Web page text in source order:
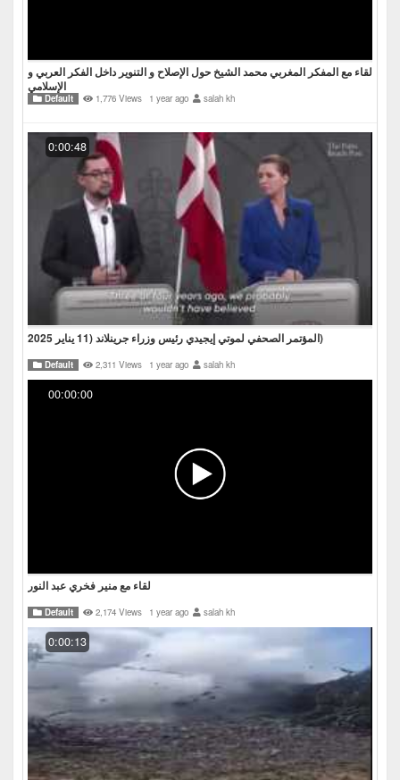
لقاء مع المفكر المغربي محمد الشيخ حول الإصلاح و التنوير داخل الفكر العربي و
الإسلامي
Default 1,776 Views 1 year ago salah kh
0:00:48
المؤتمر الصحفي لموتي إيجيدي رئيس وزراء جرينلاند (11 يناير 2025)
Default 2,311 Views 1 year ago salah kh
00:00:00
لقاء مع منير فخري عبد النور
Default 2,174 Views 1 year ago salah kh
0:00:13